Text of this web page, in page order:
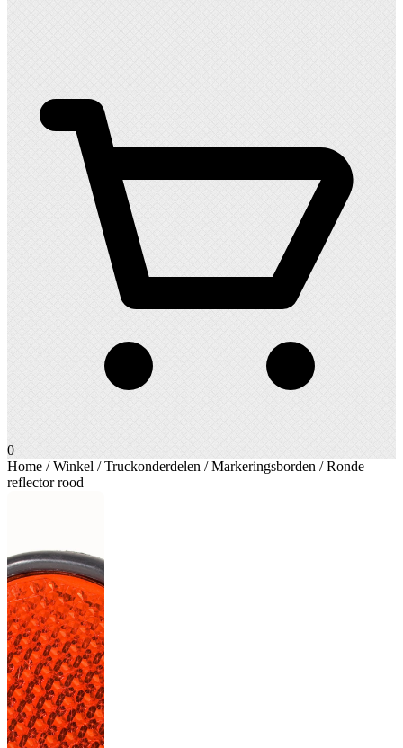
0
Home /Winkel /Truckonderdelen /Markeringsborden / Ronde
reflector rood